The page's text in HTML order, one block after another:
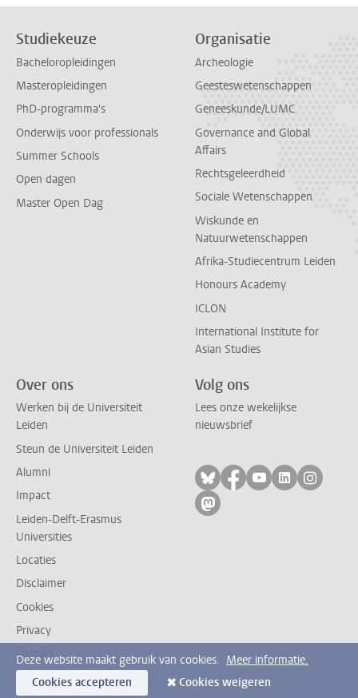
Studiekeuze
Bacheloropleidingen
Masteropleidingen
PhD-programma's
Onderwijs voor professionals
Summer Schools
Open dagen
Master Open Dag
Organisatie
Archeologie
Geesteswetenschappen
Geneeskunde/LUMC
Governance and Global
Affairs
Rechtsgeleerdheid
Sociale Wetenschappen
Wiskunde en
Natuurwetenschappen
Afrika-Studiecentrum Leiden
Honours Academy
ICLON
International Institute for
Asian Studies
Over ons
Werken bij de Universiteit
Leiden
Steun de Universiteit Leiden
Alumni
Impact
Leiden-Delft-Erasmus
Universities
Locaties
Disclaimer
Cookies
Privacy
Contact
Volg ons
Lees onze wekelijkse
nieuwsbrief
Volg ons op bluesky
Volg ons op
Volg ons op
Volg ons
Volg
Volg ons op mastodon
Deze website maakt gebruik van cookies. Meer informatie.
Cookies accepteren
Cookies weigeren